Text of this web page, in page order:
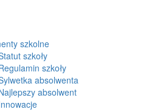
szkolne
szkoły
szkoły
absolwenta
absolwent